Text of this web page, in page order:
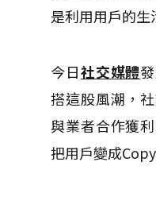
是利用用戶的生
今日社交媒體
搭這股風潮，
與業者合作獲
把用戶變成